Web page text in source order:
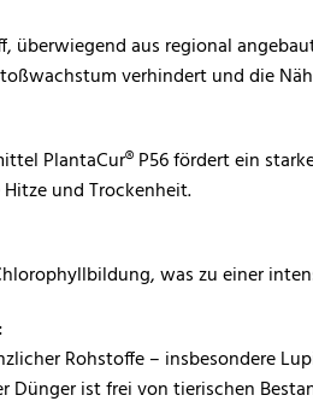
überwiegend aus regional
verhindert und die
PlantaCur® P56 fördert ein
und Trockenheit.
was zu einer
Rohstoffe – insbesondere
Dünger ist frei von tierischen